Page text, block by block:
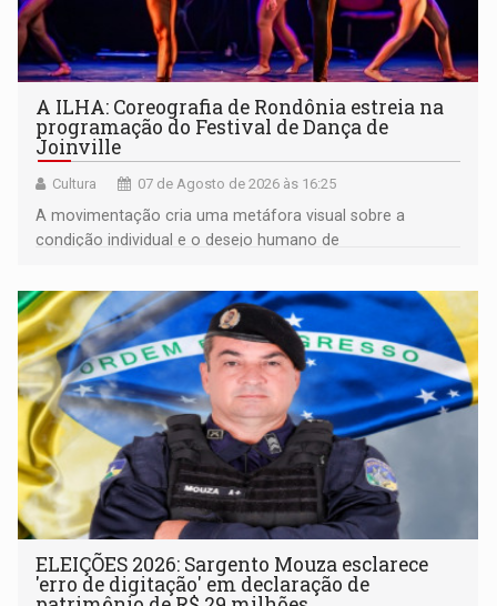
A ILHA: Coreografia de Rondônia estreia na
programação do Festival de Dança de
Joinville
Cultura 07 de Agosto de 2026 às 16:25
A movimentação cria uma metáfora visual sobre a
condição individual e o desejo humano de
ELEIÇÕES 2026: Sargento Mouza esclarece
'erro de digitação' em declaração de